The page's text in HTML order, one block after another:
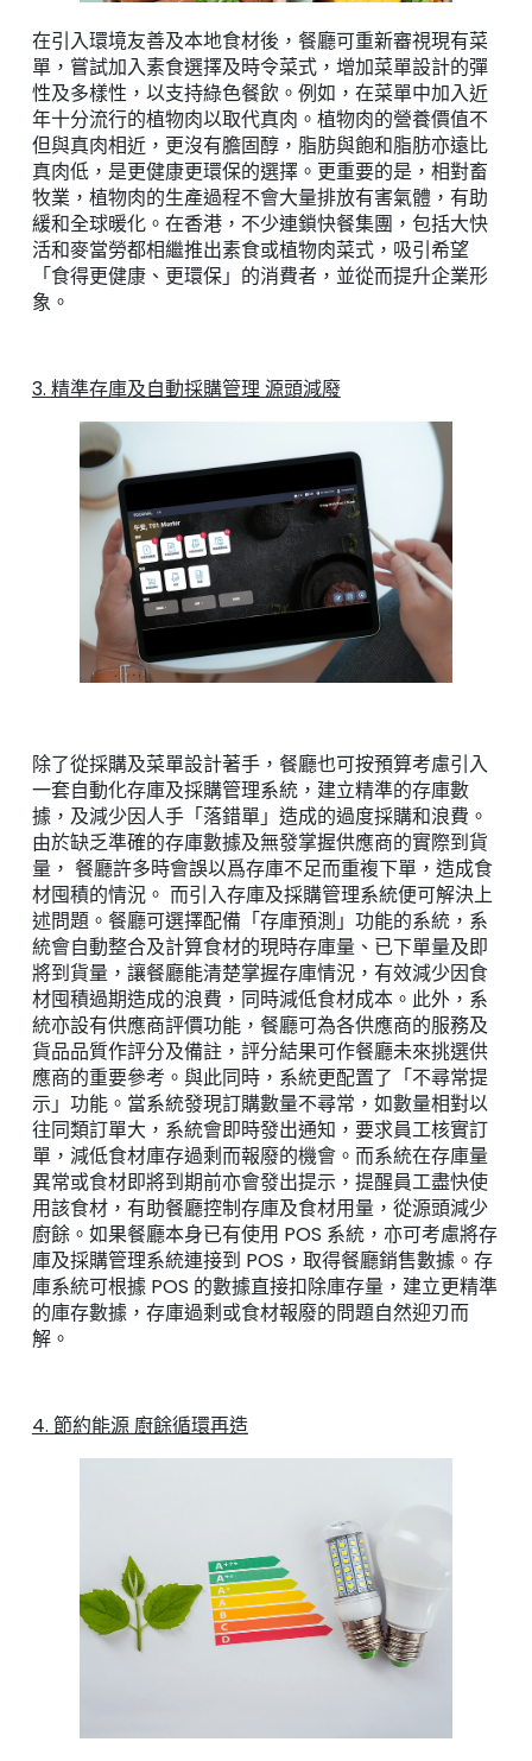
在引入環境友善及本地食材後，餐廳可重新審視現有菜
單，嘗試加入素食選擇及時令菜式，增加菜單設計的彈
性及多樣性，以支持綠色餐飲。例如，在菜單中加入近
年十分流行的植物肉以取代真肉。植物肉的營養價值不
但與真肉相近，更沒有膽固醇，脂肪與飽和脂肪亦遠比
真肉低，是更健康更環保的選擇。更重要的是，相對畜
牧業，植物肉的生產過程不會大量排放有害氣體，有助
緩和全球暖化。在香港，不少連鎖快餐集團，包括大快
活和麥當勞都相繼推出素食或植物肉菜式，吸引希望
「食得更健康、更環保」的消費者，並從而提升企業形
象。
3. 精準存庫及自動採購管理 源頭減廢
除了從採購及菜單設計著手，餐廳也可按預算考慮引入
一套自動化存庫及採購管理系統，建立精準的存庫數
據，及減少因人手「落錯單」造成的過度採購和浪費。
由於缺乏準確的存庫數據及無發掌握供應商的實際到貨
量， 餐廳許多時會誤以爲存庫不足而重複下單，造成食
材囤積的情況。 而引入存庫及採購管理系統便可解決上
述問題。餐廳可選擇配備「存庫預測」功能的系統，系
統會自動整合及計算食材的現時存庫量、已下單量及即
將到貨量，讓餐廳能清楚掌握存庫情況，有效減少因食
材囤積過期造成的浪費，同時減低食材成本。此外，系
統亦設有供應商評價功能，餐廳可為各供應商的服務及
貨品品質作評分及備註，評分結果可作餐廳未來挑選供
應商的重要參考。與此同時，系統更配置了「不尋常提
示」功能。當系統發現訂購數量不尋常，如數量相對以
往同類訂單大，系統會即時發出通知，要求員工核實訂
單，減低食材庫存過剩而報廢的機會。而系統在存庫量
異常或食材即將到期前亦會發出提示，提醒員工盡快使
用該食材，有助餐廳控制存庫及食材用量，從源頭減少
廚餘。如果餐廳本身已有使用 POS 系統，亦可考慮將存
庫及採購管理系統連接到 POS，取得餐廳銷售數據。存
庫系統可根據 POS 的數據直接扣除庫存量，建立更精準
的庫存數據，存庫過剩或食材報廢的問題自然迎刃而
解。
4. 節約能源 廚餘循環再造